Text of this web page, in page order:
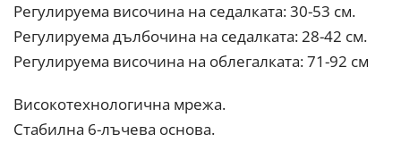
Регулируема височина на седалката: 30-53 см.
Регулируема дълбочина на седалката: 28-42 см.
Регулируема височина на облегалката: 71-92 см
Високотехнологична мрежа.
Стабилна 6-лъчева основа.